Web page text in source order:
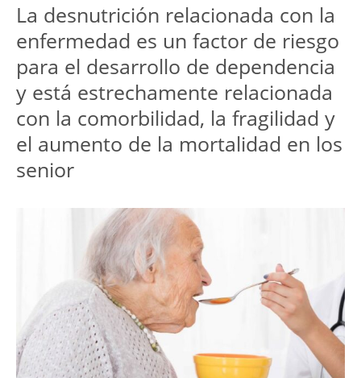
La desnutrición relacionada con la
enfermedad es un factor de riesgo
para el desarrollo de dependencia
y está estrechamente relacionada
con la comorbilidad, la fragilidad y
el aumento de la mortalidad en los
senior